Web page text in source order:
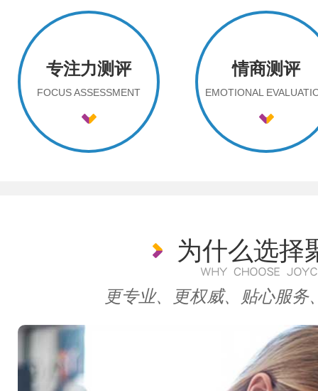
专注力测评
FOCUS ASSESSMENT
情商测评
EMOTIONAL
为什么选择
更专业、更权威、贴心服务